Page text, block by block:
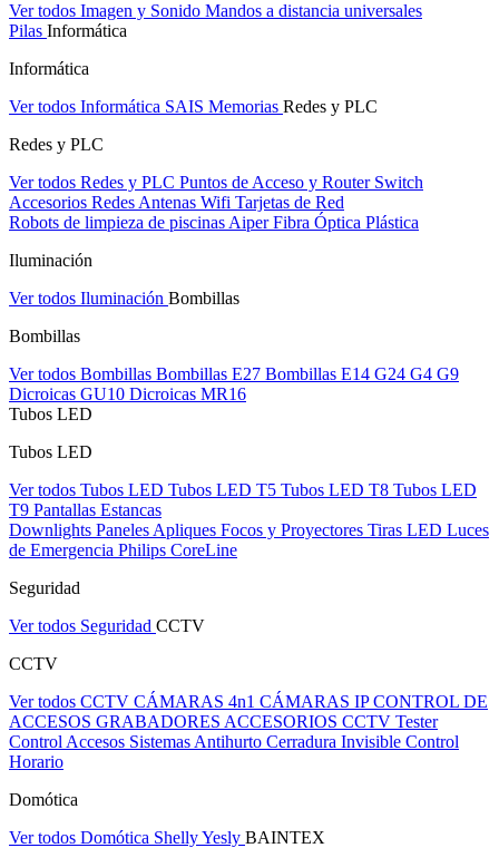
Ver todos Imagen y Sonido Mandos a distancia universales
Pilas Informática
Informática
Ver todos Informática SAIS Memorias Redes y PLC
Redes y PLC
Ver todos Redes y PLC Puntos de Acceso y Router Switch
Accesorios Redes Antenas Wifi Tarjetas de Red
Robots de limpieza de piscinas AiperFibra Óptica Plástica
Iluminación
Ver todos Iluminación Bombillas
Bombillas
Ver todos Bombillas Bombillas E27 Bombillas E14 G24 G4 G9
Dicroicas GU10 Dicroicas MR16
Tubos LED
Tubos LED
Ver todos Tubos LED Tubos LED T5 Tubos LED T8 Tubos LED
T9 Pantallas Estancas
Downlights Paneles Apliques Focos y Proyectores Tiras LED Luces
de Emergencia Philips CoreLine
Seguridad
Ver todos Seguridad CCTV
CCTV
Ver todos CCTV CÁMARAS 4n1 CÁMARAS IPCONTROL DE
ACCESOS GRABADORES ACCESORIOS CCTV Tester
Control Accesos Sistemas Antihurto Cerradura Invisible Control
Horario
Domótica
Ver todos Domótica ShellyYesly BAINTEX